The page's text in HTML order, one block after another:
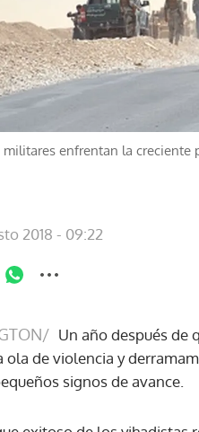
militares enfrentan la
2018 - 09:22
Un año después de
ola de violencia y
signos de avance.